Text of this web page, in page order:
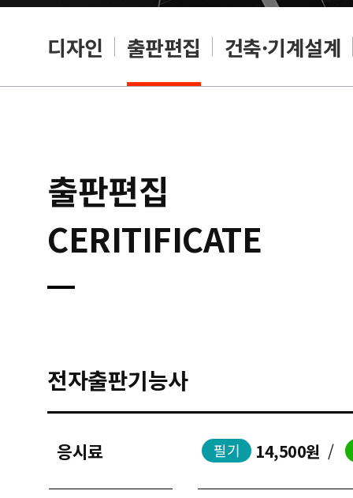
디자인 출판편집 건축·기계설계
출판편집
CERITIFICATE
전자출판기능사
응시료 필기 14,500원 /